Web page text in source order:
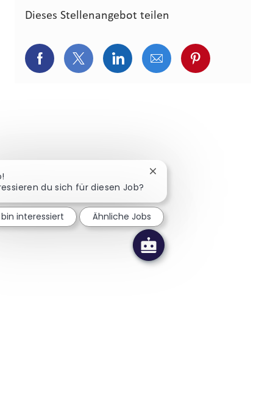
Dieses Stellenangebot teilen
Über Facebook teilen
Über Twitter teilen
Über LinkedIn teilen
Über E-Mail teilen
Über
du sich für diesen Job?
Chatbot-Benachrichtigung
interessiert Ähnliche Jobs